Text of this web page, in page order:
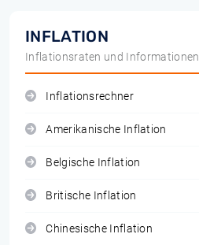
INFLATION
Inflationsraten und Informationen
Inflationsrechner
Amerikanische Inflation
Belgische Inflation
Britische Inflation
Chinesische Inflation